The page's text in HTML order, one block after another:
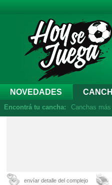
NOVEDADES
Encontrá tu cancha: Canchas
envíar detalle del complejo